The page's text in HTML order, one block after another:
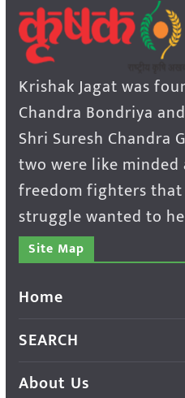
Krishak Jagat was
Chandra Bondriya
Shri Suresh Chandra
two were like
freedom fighters
struggle wanted to
Site Map
Home
SEARCH
About Us